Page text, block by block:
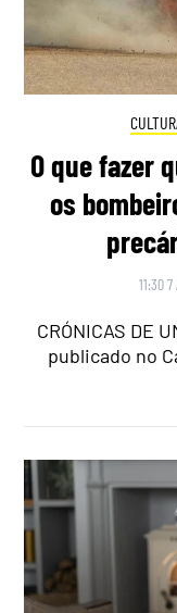
O que fazer
os
11:30
CRÓNICAS DE
publicado no